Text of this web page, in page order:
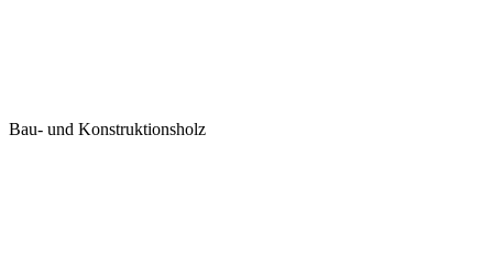
Bau- und Konstruktionsholz